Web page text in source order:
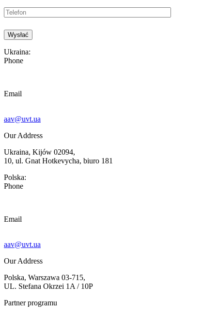
Passenger Flows at Dnipro International Airport
Ukraina:
Phone
Email
aav@uvt.ua
Our Address
Ukraina, Kijów 02094,
10, ul. Gnat Hotkevycha, biuro 181
Polska:
Phone
Email
aav@uvt.ua
Our Address
Polska, Warszawa 03-715,
UL. Stefana Okrzei 1A / 10P
Partner programu